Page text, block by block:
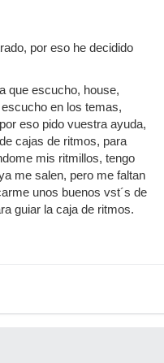
por eso he decidido
que escucho, house,
en los temas,
eso pido vuestra ayuda,
cajas de ritmos, para
mis ritmillos, tengo
me salen, pero me faltan
unos buenos vst´s de
guiar la caja de ritmos.